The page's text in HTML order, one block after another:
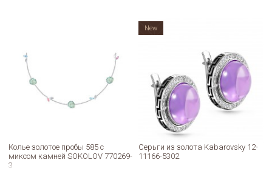
Колье золотое пробы 585 с
миксом камней SOKOLOV 770269-
3
Серьги из золота Kabarovsky 12-
11166-5302
New